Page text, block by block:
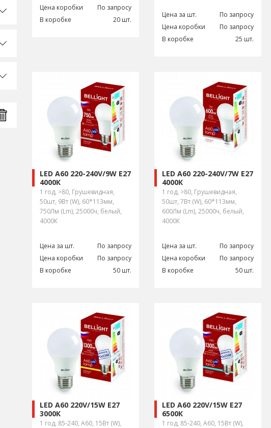
Цена коробки
По запросу
В коробке
20 шт.
Цена за шт.
По запросу
Цена коробки
По запросу
В коробке
25 шт.
LED A60 220-240V/9W E27
4000К
1 год, >80, Грушевидная,
50шт, 9Вт (W), 60*113мм,
750Лм (Lm), 25000ч, белый,
4000К
Цена за шт.
По запросу
Цена коробки
По запросу
В коробке
50 шт.
LED A60 220-240V/7W E27
4000К
1 год, >80, Грушевидная,
50шт, 7Вт (W), 60*113мм,
600Лм (Lm), 25000ч, белый,
4000К
Цена за шт.
По запросу
Цена коробки
По запросу
В коробке
50 шт.
LED A60 220V/15W E27
3000К
1 год, 85-240, A60, 15Вт (W),
LED A60 220V/15W E27
6500К
1 год, 85-240, A60, 15Вт (W),